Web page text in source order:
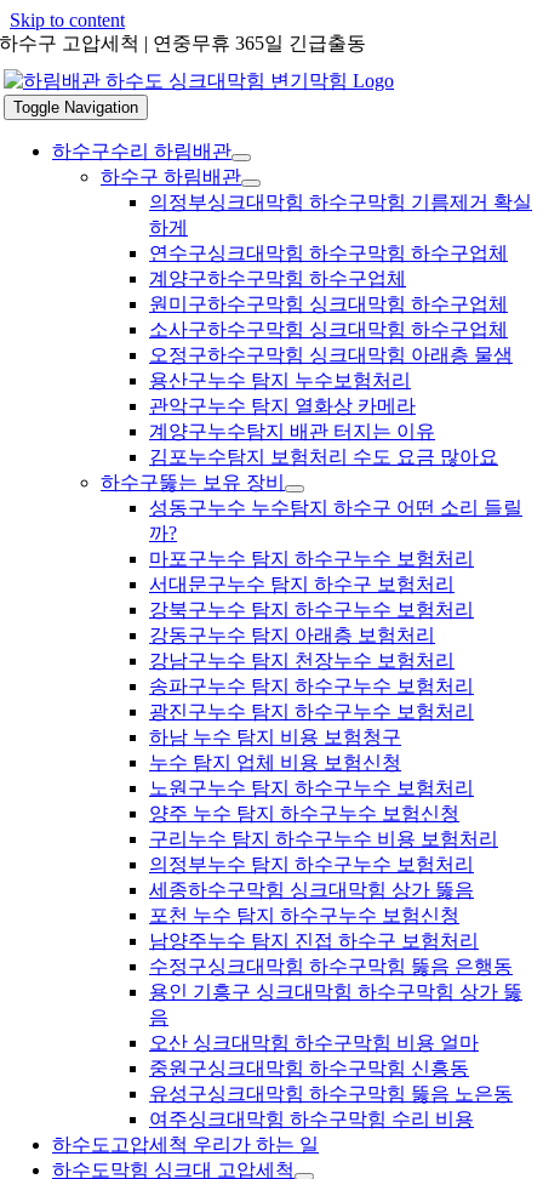
Skip to content
하수구 고압세척 | 연중무휴 365일 긴급출동
Toggle Navigation
하수구수리 하림배관
하수구 하림배관
의정부싱크대막힘 하수구막힘 기름제거 확실
하게
연수구싱크대막힘 하수구막힘 하수구업체
계양구하수구막힘 하수구업체
원미구하수구막힘 싱크대막힘 하수구업체
소사구하수구막힘 싱크대막힘 하수구업체
오정구하수구막힘 싱크대막힘 아래층 물샘
용산구누수 탐지 누수보험처리
관악구누수 탐지 열화상 카메라
계양구누수탐지 배관 터지는 이유
김포누수탐지 보험처리 수도 요금 많아요
하수구뚫는 보유 장비
성동구누수 누수탐지 하수구 어떤 소리 들릴
까?
마포구누수 탐지 하수구누수 보험처리
서대문구누수 탐지 하수구 보험처리
강북구누수 탐지 하수구누수 보험처리
강동구누수 탐지 아래층 보험처리
강남구누수 탐지 천장누수 보험처리
송파구누수 탐지 하수구누수 보험처리
광진구누수 탐지 하수구누수 보험처리
하남 누수 탐지 비용 보험청구
누수 탐지 업체 비용 보험신청
노원구누수 탐지 하수구누수 보험처리
양주 누수 탐지 하수구누수 보험신청
구리누수 탐지 하수구누수 비용 보험처리
의정부누수 탐지 하수구누수 보험처리
세종하수구막힘 싱크대막힘 상가 뚫음
포천 누수 탐지 하수구누수 보험신청
남양주누수 탐지 진접 하수구 보험처리
수정구싱크대막힘 하수구막힘 뚫음 은행동
용인 기흥구 싱크대막힘 하수구막힘 상가 뚫
음
오산 싱크대막힘 하수구막힘 비용 얼마
중원구싱크대막힘 하수구막힘 신흥동
유성구싱크대막힘 하수구막힘 뚫음 노은동
여주싱크대막힘 하수구막힘 수리 비용
하수도고압세척 우리가 하는 일
하수도막힘 싱크대 고압세척